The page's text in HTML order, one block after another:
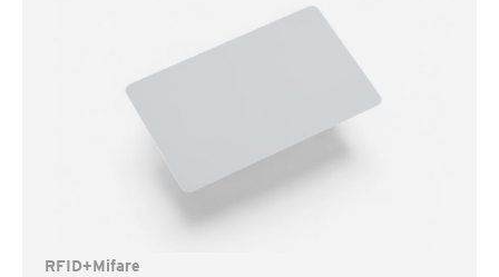
RFID+Mifare